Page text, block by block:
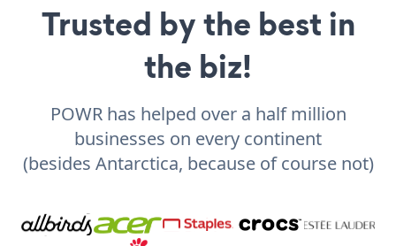
Trusted by the best in
the biz!
POWR has helped over a half million
businesses on every continent
(besides Antarctica, because of course not)